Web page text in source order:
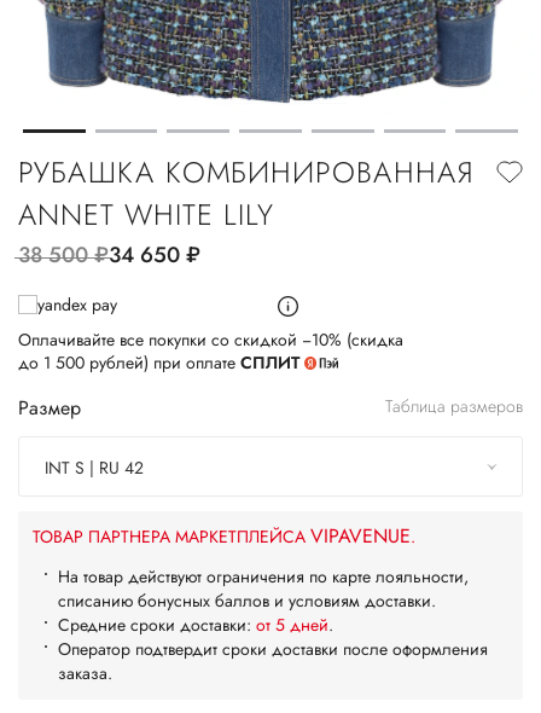
РУБАШКА КОМБИНИРОВАННАЯ
ANNET WHITE LILY
38 500руб.34 650руб.
Оплачивайте все покупки со скидкой −10% (скидка
до 1 500 рублей) при оплате СПЛИТ
Размер Таблица размеров
INT S | RU 42
ТОВАР ПАРТНЕРА МАРКЕТПЛЕЙСА VIPAVENUE.
На товар действуют ограничения по карте лояльности,
списанию бонусных баллов и условиям доставки.
Средние сроки доставки: от 5 дней.
Оператор подтвердит сроки доставки после оформления
заказа.